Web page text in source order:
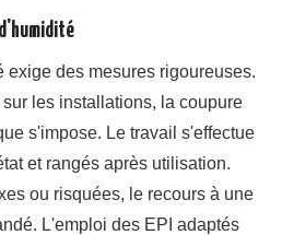
exige des mesures rigoureuses.
les installations, la coupure
s'impose. Le travail s'effectue
et rangés après utilisation.
ou risquées, le recours à une
L'emploi des EPI adaptés